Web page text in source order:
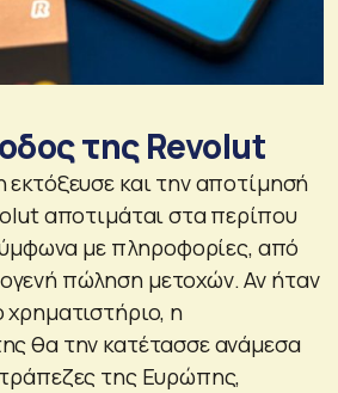
της Revolut
εκτόξευσε και την αποτίμησή
αποτιμάται στα περίπου
με πληροφορίες, από
πώληση μετοχών. Αν ήταν
χρηματιστήριο, η
θα την κατέτασσε ανάμεσα
της Ευρώπης,